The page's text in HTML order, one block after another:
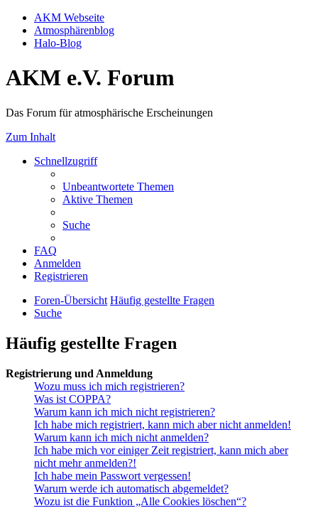
AKM Webseite
Atmosphärenblog
Halo-Blog
AKM e.V. Forum
Das Forum für atmosphärische Erscheinungen
Zum Inhalt
Schnellzugriff
Unbeantwortete Themen
Aktive Themen
Suche
FAQ
Anmelden
Registrieren
Foren-Übersicht Häufig gestellte Fragen
Suche
Häufig gestellte Fragen
Registrierung und Anmeldung
Wozu muss ich mich registrieren?
Was ist COPPA?
Warum kann ich mich nicht registrieren?
Ich habe mich registriert, kann mich aber nicht anmelden!
Warum kann ich mich nicht anmelden?
Ich habe mich vor einiger Zeit registriert, kann mich aber
nicht mehr anmelden?!
Ich habe mein Passwort vergessen!
Warum werde ich automatisch abgemeldet?
Wozu ist die Funktion „Alle Cookies löschen“?